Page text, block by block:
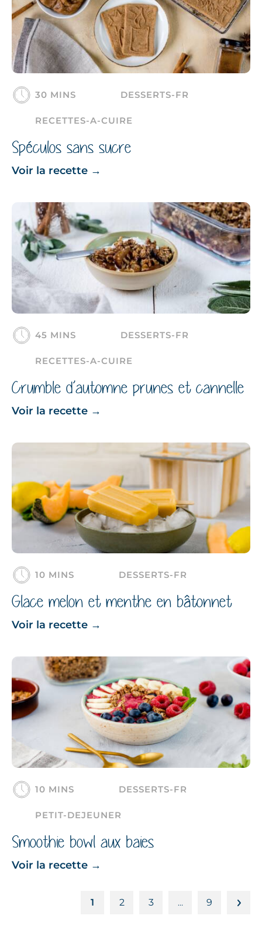
30 MINS DESSERTS-FR
RECETTES-A-CUIRE
Spéculos sans sucre
Voir la recette →
45 MINS DESSERTS-FR
RECETTES-A-CUIRE
Crumble d’automne prunes et cannelle
Voir la recette →
10 MINS DESSERTS-FR
Glace melon et menthe en bâtonnet
Voir la recette →
10 MINS DESSERTS-FR
PETIT-DEJEUNER
Smoothie bowl aux baies
Voir la recette →
1 2 3 … 9